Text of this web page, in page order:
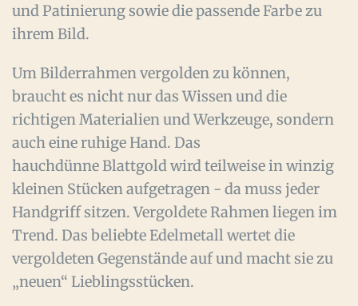
und Patinierung sowie die passende Farbe zu
ihrem Bild.
Um Bilderrahmen vergolden zu können,
braucht es nicht nur das Wissen und die
richtigen Materialien und Werkzeuge, sondern
auch eine ruhige Hand. Das
hauchdünne Blattgold wird teilweise in winzig
kleinen Stücken aufgetragen - da muss jeder
Handgriff sitzen. Vergoldete Rahmen liegen im
Trend. Das beliebte Edelmetall wertet die
vergoldeten Gegenstände auf und macht sie zu
„neuen“ Lieblingsstücken.